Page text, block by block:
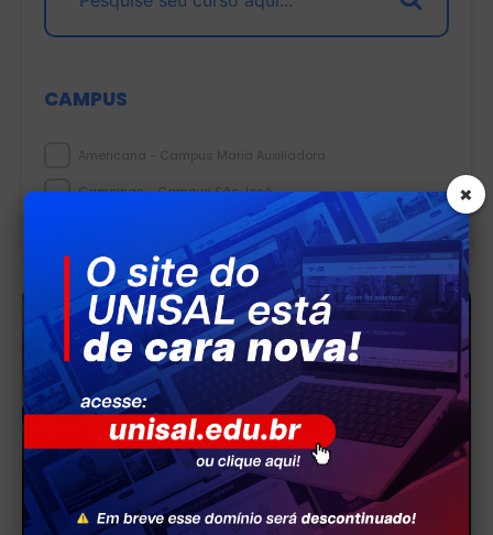
CAMPUS
Americana - Campus Maria Auxiliadora
Campinas - Campus São José
Lorena - Campus São Joaquim
×